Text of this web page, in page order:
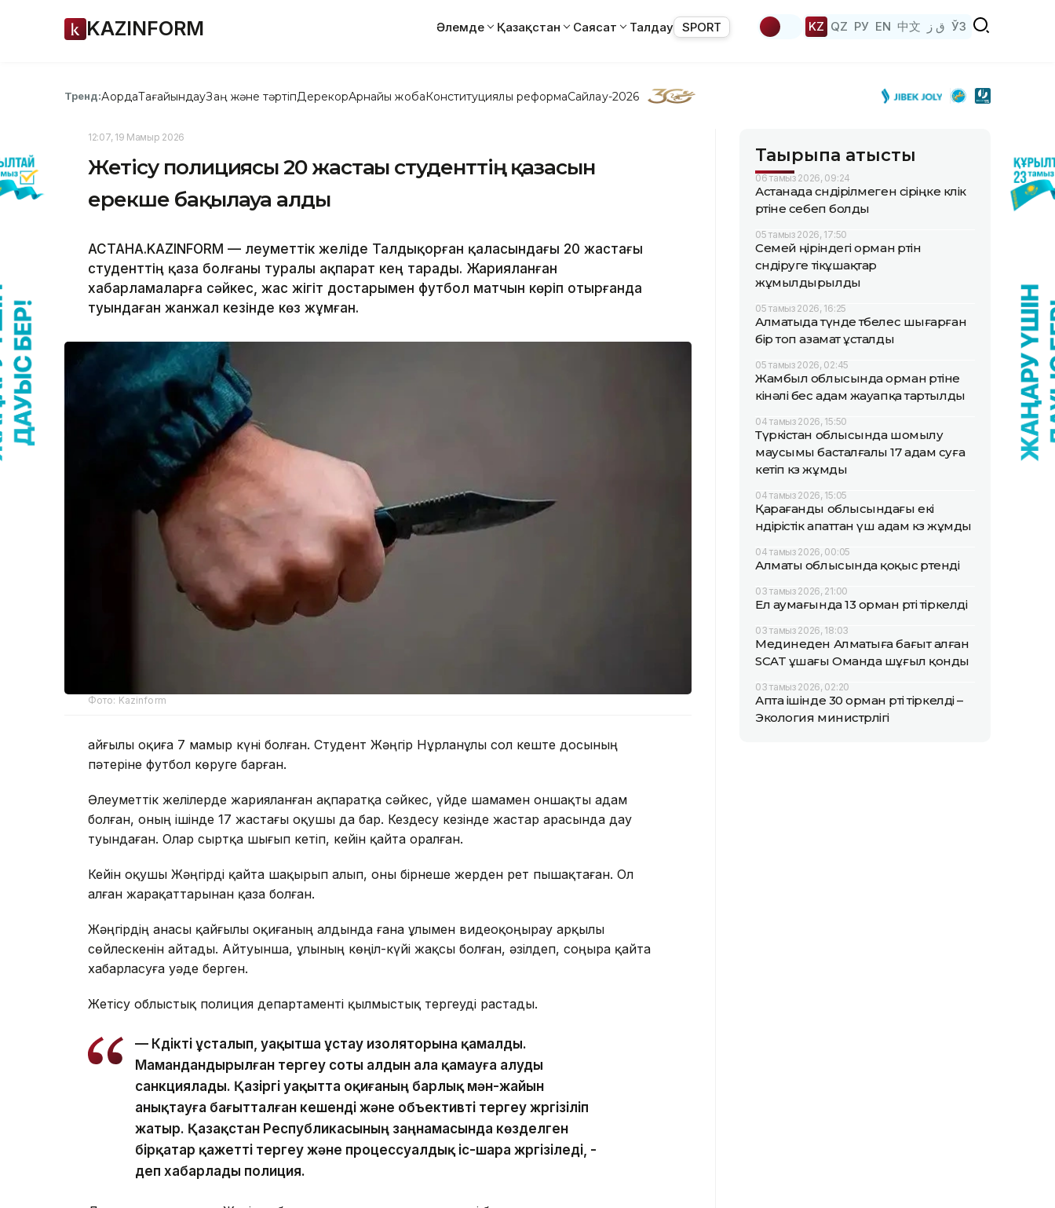
KAZINFORM Әлемде Қазақстан Саясат Талдау SPORT KZ QZ РУ EN 中文 ق ز ЎЗ
Тренд:АқордаТағайындауЗаң және тәртіпДерекқорАрнайы жобаКонституциялық реформаСайлау-2026
12:07, 19 Мамыр 2026
Жетісу полициясы 20 жастағы студенттің қазасын
ерекше бақылауға алды
АСТАНА.KAZINFORM — Әлеуметтік желіде Талдықорған қаласындағы 20 жастағы
студенттің қаза болғаны туралы ақпарат кең тарады. Жарияланған
хабарламаларға сәйкес, жас жігіт достарымен футбол матчын көріп отырғанда
туындаған жанжал кезінде көз жұмған.
Фото: Kazinform
Қайғылы оқиға 7 мамыр күні болған. Студент Жәңгір Нұрланұлы сол кеште досының
пәтеріне футбол көруге барған.
Әлеуметтік желілерде жарияланған ақпаратқа сәйкес, үйде шамамен оншақты адам
болған, оның ішінде 17 жастағы оқушы да бар. Кездесу кезінде жастар арасында дау
туындаған. Олар сыртқа шығып кетіп, кейін қайта оралған.
Кейін оқушы Жәңгірді қайта шақырып алып, оны бірнеше жерден рет пышақтаған. Ол
алған жарақаттарынан қаза болған.
Жәңгірдің анасы қайғылы оқиғаның алдында ғана ұлымен видеоқоңырау арқылы
сөйлескенін айтады. Айтуынша, ұлының көңіл-күйі жақсы болған, әзілдеп, соңыра қайта
хабарласуға уәде берген.
Жетісу облыстық полиция департаменті қылмыстық тергеуді растады.
— Күдікті ұсталып, уақытша ұстау изоляторына қамалды.
Мамандандырылған тергеу соты алдын ала қамауға алуды
санкциялады. Қазіргі уақытта оқиғаның барлық мән-жайын
анықтауға бағытталған кешенді және объективті тергеу жүргізіліп
жатыр. Қазақстан Республикасының заңнамасында көзделген
бірқатар қажетті тергеу және процессуалдық іс-шара жүргізіледі, -
деп хабарлады полиция.
Тақырыпқа қатысты
06 тамыз 2026, 09:24
Астанада сөндірілмеген сіріңке көлік
өртіне себеп болды
05 тамыз 2026, 17:50
Семей өңіріндегі орман өртін
сөндіруге тікұшақтар
жұмылдырылды
05 тамыз 2026, 16:25
Алматыда түнде төбелес шығарған
бір топ азамат ұсталды
05 тамыз 2026, 02:45
Жамбыл облысында орман өртіне
кінәлі бес адам жауапқа тартылды
04 тамыз 2026, 15:50
Түркістан облысында шомылу
маусымы басталғалы 17 адам суға
кетіп көз жұмды
04 тамыз 2026, 15:05
Қарағанды облысындағы екі
өндірістік апаттан үш адам көз жұмды
04 тамыз 2026, 00:05
Алматы облысында қоқыс өртенді
03 тамыз 2026, 21:00
Ел аумағында 13 орман өрті тіркелді
03 тамыз 2026, 18:03
Мединеден Алматыға бағыт алған
SCAT ұшағы Оманда шұғыл қонды
03 тамыз 2026, 02:20
Апта ішінде 30 орман өрті тіркелді –
Экология министрлігі